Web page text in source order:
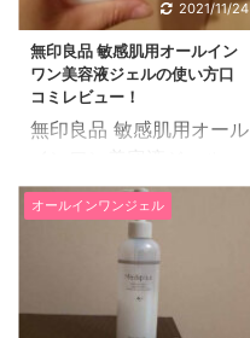
2021/11/24
無印良品 敏感肌用オールイン
ワン美容液ジェルの使い方口
コミレビュー！
無印良品 敏感肌用オール
は、化粧水・乳液・美容
液が一つになった保湿ジ
ェルで敏感肌の方でも使
える無香料・無着色・無
鉱物油・弱酸性・パラベ
ンフリー・アルコールフ
オールインワンジェル